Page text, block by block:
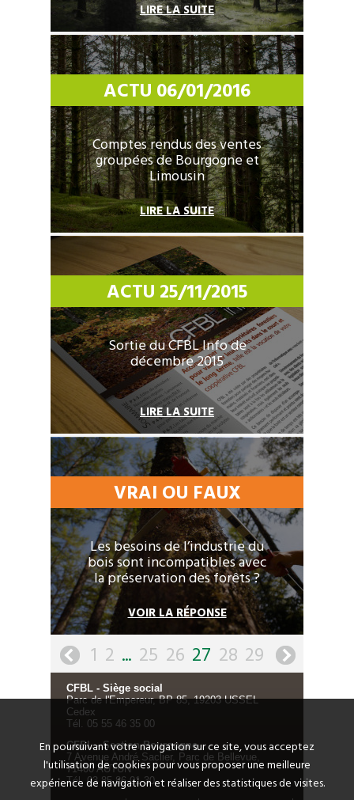
LIRE LA SUITE
ACTU 06/01/2016
Comptes rendus des ventes
groupées de Bourgogne et
Limousin
LIRE LA SUITE
ACTU 25/11/2015
Sortie du CFBL Info de
décembre 2015
LIRE LA SUITE
VRAI OU FAUX
Les besoins de l’industrie du
bois sont incompatibles avec
la préservation des forêts ?
VOIR LA RÉPONSE
1 2 ... 25 26 27 28 29
CFBL - Siège social
Parc de l'Empereur, BP 85, 19203 USSEL
Cedex
Tél. 05 55 46 35 00
CFBL - Section Bourgogne
7 Avenue André Saclier, Parc de Bellevue,
71400 AUTUN
Tél. 03 85 86 01 30
En poursuivant votre navigation sur ce site, vous acceptez
l'utilisation de cookies pour vous proposer une meilleure
expérience de navigation et réaliser des statistiques de visites.